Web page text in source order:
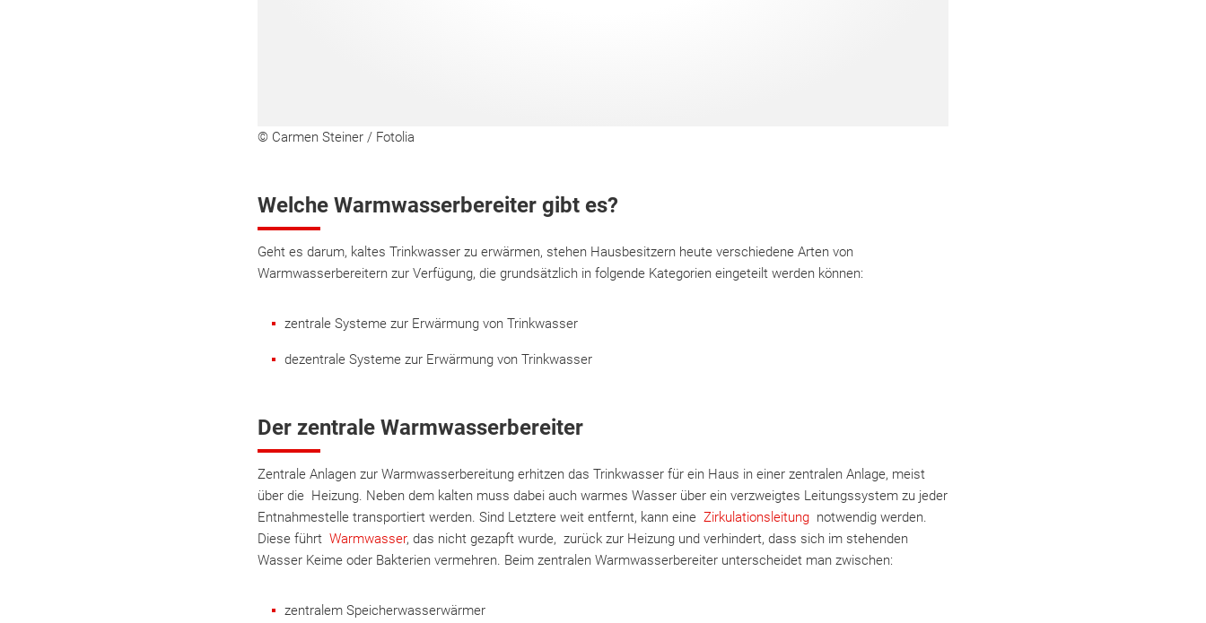
© Carmen Steiner / Fotolia
Welche Warmwasserbereiter gibt es?
Geht es darum, kaltes Trinkwasser zu erwärmen, stehen Hausbesitzern heute verschiedene Arten von
Warmwasserbereitern zur Verfügung, die grundsätzlich in folgende Kategorien eingeteilt werden können:
zentrale Systeme zur Erwärmung von Trinkwasser
dezentrale Systeme zur Erwärmung von Trinkwasser
Der zentrale Warmwasserbereiter
Zentrale Anlagen zur Warmwasserbereitung erhitzen das Trinkwasser für ein Haus in einer zentralen Anlage, meist
über die Heizung. Neben dem kalten muss dabei auch warmes Wasser über ein verzweigtes Leitungssystem zu jeder
Entnahmestelle transportiert werden. Sind Letztere weit entfernt, kann eine Zirkulationsleitung notwendig werden.
Diese führt Warmwasser, das nicht gezapft wurde, zurück zur Heizung und verhindert, dass sich im stehenden
Wasser Keime oder Bakterien vermehren. Beim zentralen Warmwasserbereiter unterscheidet man zwischen:
zentralem Speicherwasserwärmer